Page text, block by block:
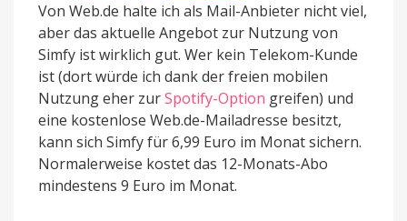
Von Web.de halte ich als Mail-Anbieter nicht viel,
aber das aktuelle Angebot zur Nutzung von
Simfy ist wirklich gut. Wer kein Telekom-Kunde
ist (dort würde ich dank der freien mobilen
Nutzung eher zurSpotify-Option greifen) und
eine kostenlose Web.de-Mailadresse besitzt,
kann sich Simfy für 6,99 Euro im Monat sichern.
Normalerweise kostet das 12-Monats-Abo
mindestens 9 Euro im Monat.